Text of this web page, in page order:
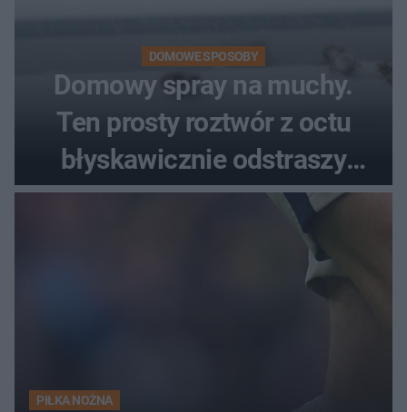
DOMOWE SPOSOBY
Domowy spray na muchy.
Ten prosty roztwór z octu
błyskawicznie odstraszy
uciążliwe owady
PIŁKA NOŻNA